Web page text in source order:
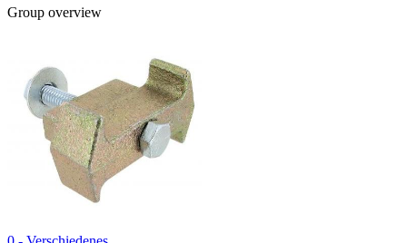
Group overview